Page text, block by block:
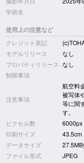
学術名
使用上の注意など
クレジット表記
モデルリリース
なし
プロパティリリース なし
制限事項
注意事項
航空料
被写体
等に関
す。
ピクセル数
印刷サイズ
43.5cm
データサイズ
ファイル形式
JPEG